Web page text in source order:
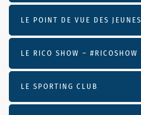
LE POINT DE VUE DES JEUNES
LE RICO SHOW – #RICOSHOW
LE SPORTING CLUB